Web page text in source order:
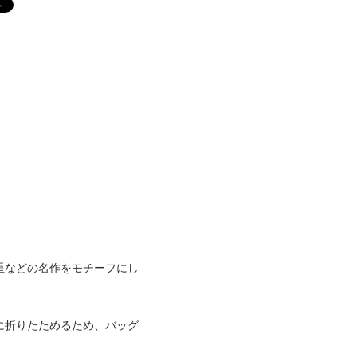
どの名作をモチーフにし
りたためるため、バッグ